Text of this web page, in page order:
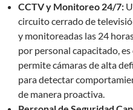
CCTV y Monitoreo 24/7:
circuito cerrado de
y monitoreadas las 24
por personal capacitado,
permite cámaras de alta
para detectar
de manera proactiva.